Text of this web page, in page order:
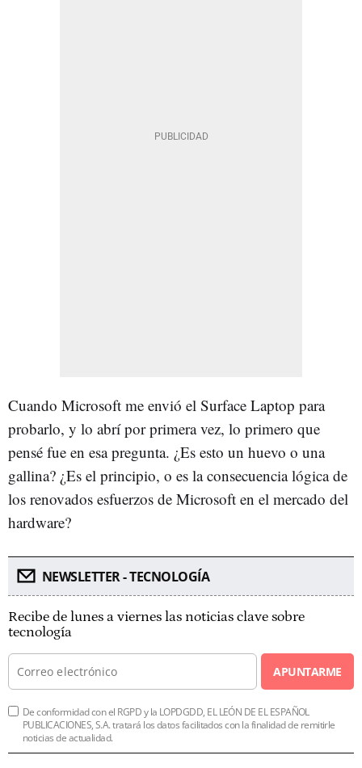
Cuando Microsoft me envió el Surface Laptop para
probarlo, y lo abrí por primera vez, lo primero que
pensé fue en esa pregunta. ¿Es esto un huevo o una
gallina? ¿Es el principio, o es la consecuencia lógica de
los renovados esfuerzos de Microsoft en el mercado del
hardware?
NEWSLETTER - TECNOLOGÍA
Recibe de lunes a viernes las noticias clave sobre
tecnología
APUNTARME
De conformidad con el RGPD y la LOPDGDD, EL LEÓN DE EL ESPAÑOL
PUBLICACIONES, S.A. tratará los datos facilitados con la finalidad de remitirle
noticias de actualidad.